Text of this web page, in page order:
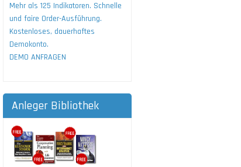
Mehr als 125 Indikatoren. Schnelle
und faire Order-Ausführung.
Kostenloses, dauerhaftes
Demokonto.
DEMO ANFRAGEN
Anleger Bibliothek